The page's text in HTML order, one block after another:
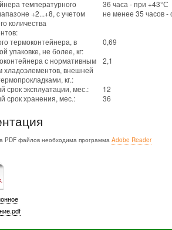
температурного
+2...+8, с учетом
количества
36 часа - при +43°С
не менее 35 часов -
термоконтейнера, в
упаковке, не более, кг:
0,69
с нормативным
хладоэлементов, внешней
кг.:
2,1
срок эксплуатации, мес.:
12
срок хранения, мес.:
36
PDF файлов необходима программа Adobe Reader